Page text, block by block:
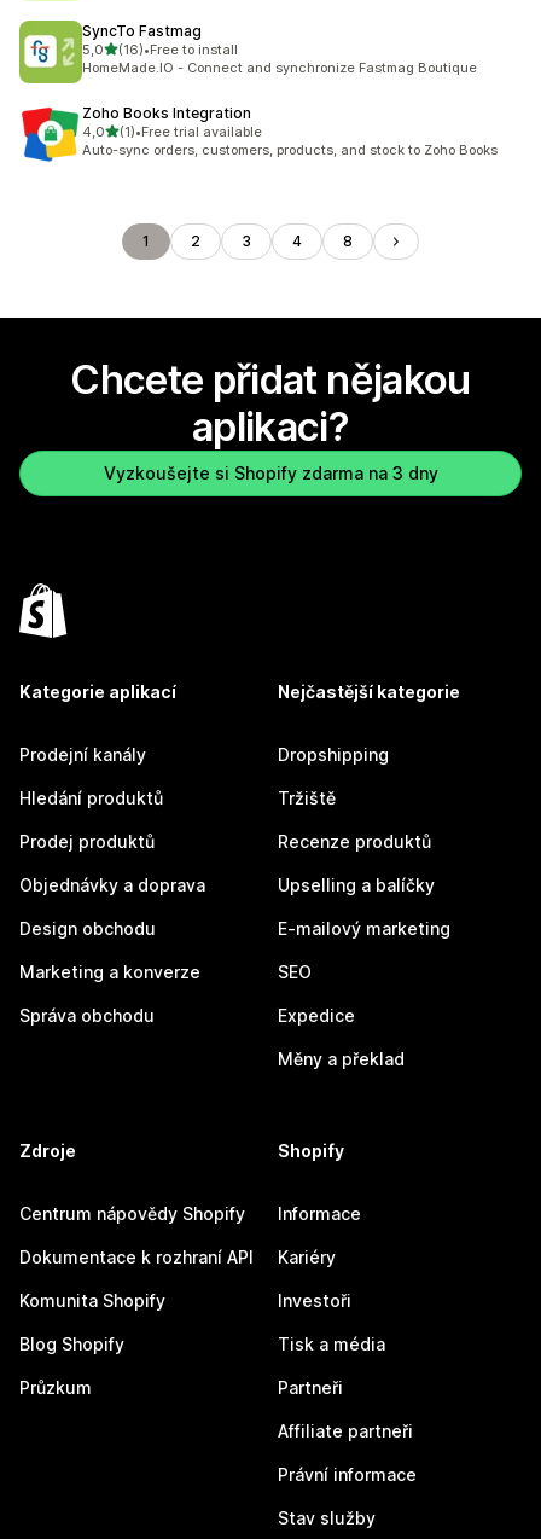
SyncTo Fastmag
5,0z 5 hvězd
(16)
Celkový počet recenzí: 16
•Free to install
HomeMade.IO - Connect and synchronize Fastmag Boutique
Zoho Books Integration
4,0z 5 hvězd
(1)
Celkový počet recenzí: 1
•Free trial available
Auto-sync orders, customers, products, and stock to Zoho Books
1 2 3 4 8
Chcete přidat nějakou
aplikaci?
Vyzkoušejte si Shopify zdarma na 3 dny
Kategorie aplikací
Prodejní kanály
Hledání produktů
Prodej produktů
Objednávky a doprava
Design obchodu
Marketing a konverze
Správa obchodu
Nejčastější kategorie
Dropshipping
Tržiště
Recenze produktů
Upselling a balíčky
E-mailový marketing
SEO
Expedice
Měny a překlad
Zdroje
Centrum nápovědy Shopify
Dokumentace k rozhraní API
Komunita Shopify
Blog Shopify
Průzkum
Shopify
Informace
Kariéry
Investoři
Tisk a média
Partneři
Affiliate partneři
Právní informace
Stav služby